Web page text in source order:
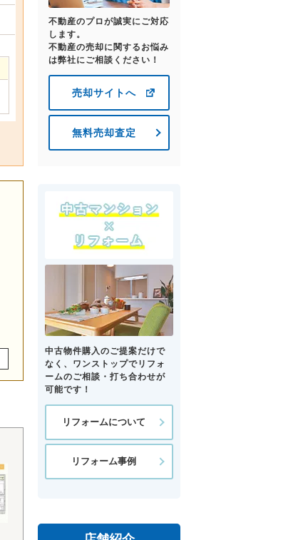
不動産のプロが誠実にご対応
します。
不動産の売却に関するお悩み
は弊社にご相談ください！
売却サイトへ
無料売却査定
中古物件購入のご提案だけで
なく、ワンストップでリフォ
ームのご相談・打ち合わせが
可能です！
リフォームについて
リフォーム事例